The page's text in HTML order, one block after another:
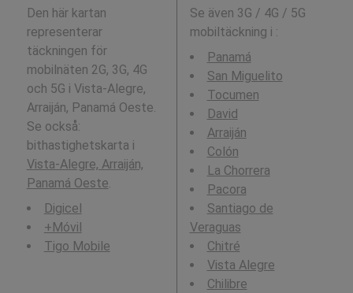
Den här kartan
representerar
täckningen för
mobilnäten 2G, 3G, 4G
och 5G i Vista-Alegre,
Arraiján, Panamá Oeste.
Se också:
bithastighetskarta i
Vista-Alegre, Arraiján,
Panamá Oeste.
Digicel
+Móvil
Tigo Mobile
Se även 3G / 4G / 5G
mobiltäckning i :
Panamá
San Miguelito
Tocumen
David
Arraiján
Colón
La Chorrera
Pacora
Santiago de
Veraguas
Chitré
Vista Alegre
Chilibre